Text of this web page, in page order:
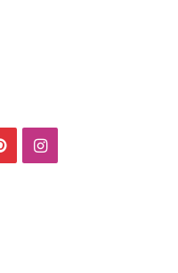
PinterestInstagram